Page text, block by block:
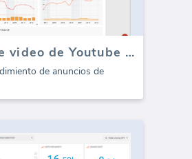
Informe de video de Youtube (anuncios de Google)
de anuncios de